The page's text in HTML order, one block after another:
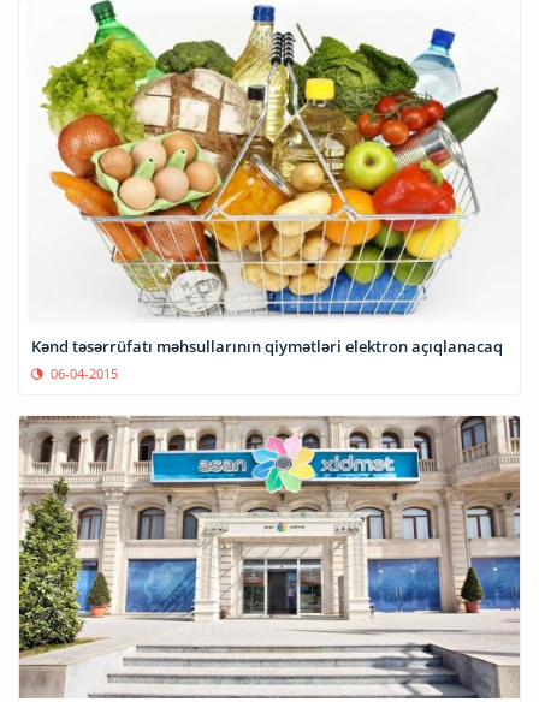
Kənd təsərrüfatı məhsullarının qiymətləri elektron açıqlanacaq
06-04-2015